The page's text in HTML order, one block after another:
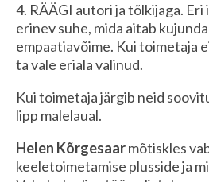
4. RÄÄGI autori ja tõlkijaga.
erinev suhe, mida aitab
empaatiavõime. Kui toimetaja
ta vale eriala valinud.
Kui toimetaja järgib neid
lipp malelaual.
Helen Kõrgesaarmõtiskles
keeletoimetamise plusside ja